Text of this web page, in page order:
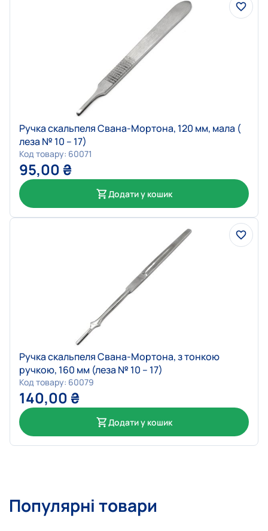
Ручка скальпеля Свана-Мортона, 120 мм, мала (
леза № 10 – 17)
Код товару: 60071
95,00 ₴
Додати у кошик
Ручка скальпеля Свана-Мортона, з тонкою
ручкою, 160 мм (леза № 10 – 17)
Код товару: 60079
140,00 ₴
Додати у кошик
Популярні товари